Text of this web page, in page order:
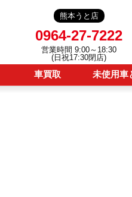
熊本うと店
0964-27-7222
営業時間 9:00～18:30
(日祝17:30閉店)
車買取 未使用車